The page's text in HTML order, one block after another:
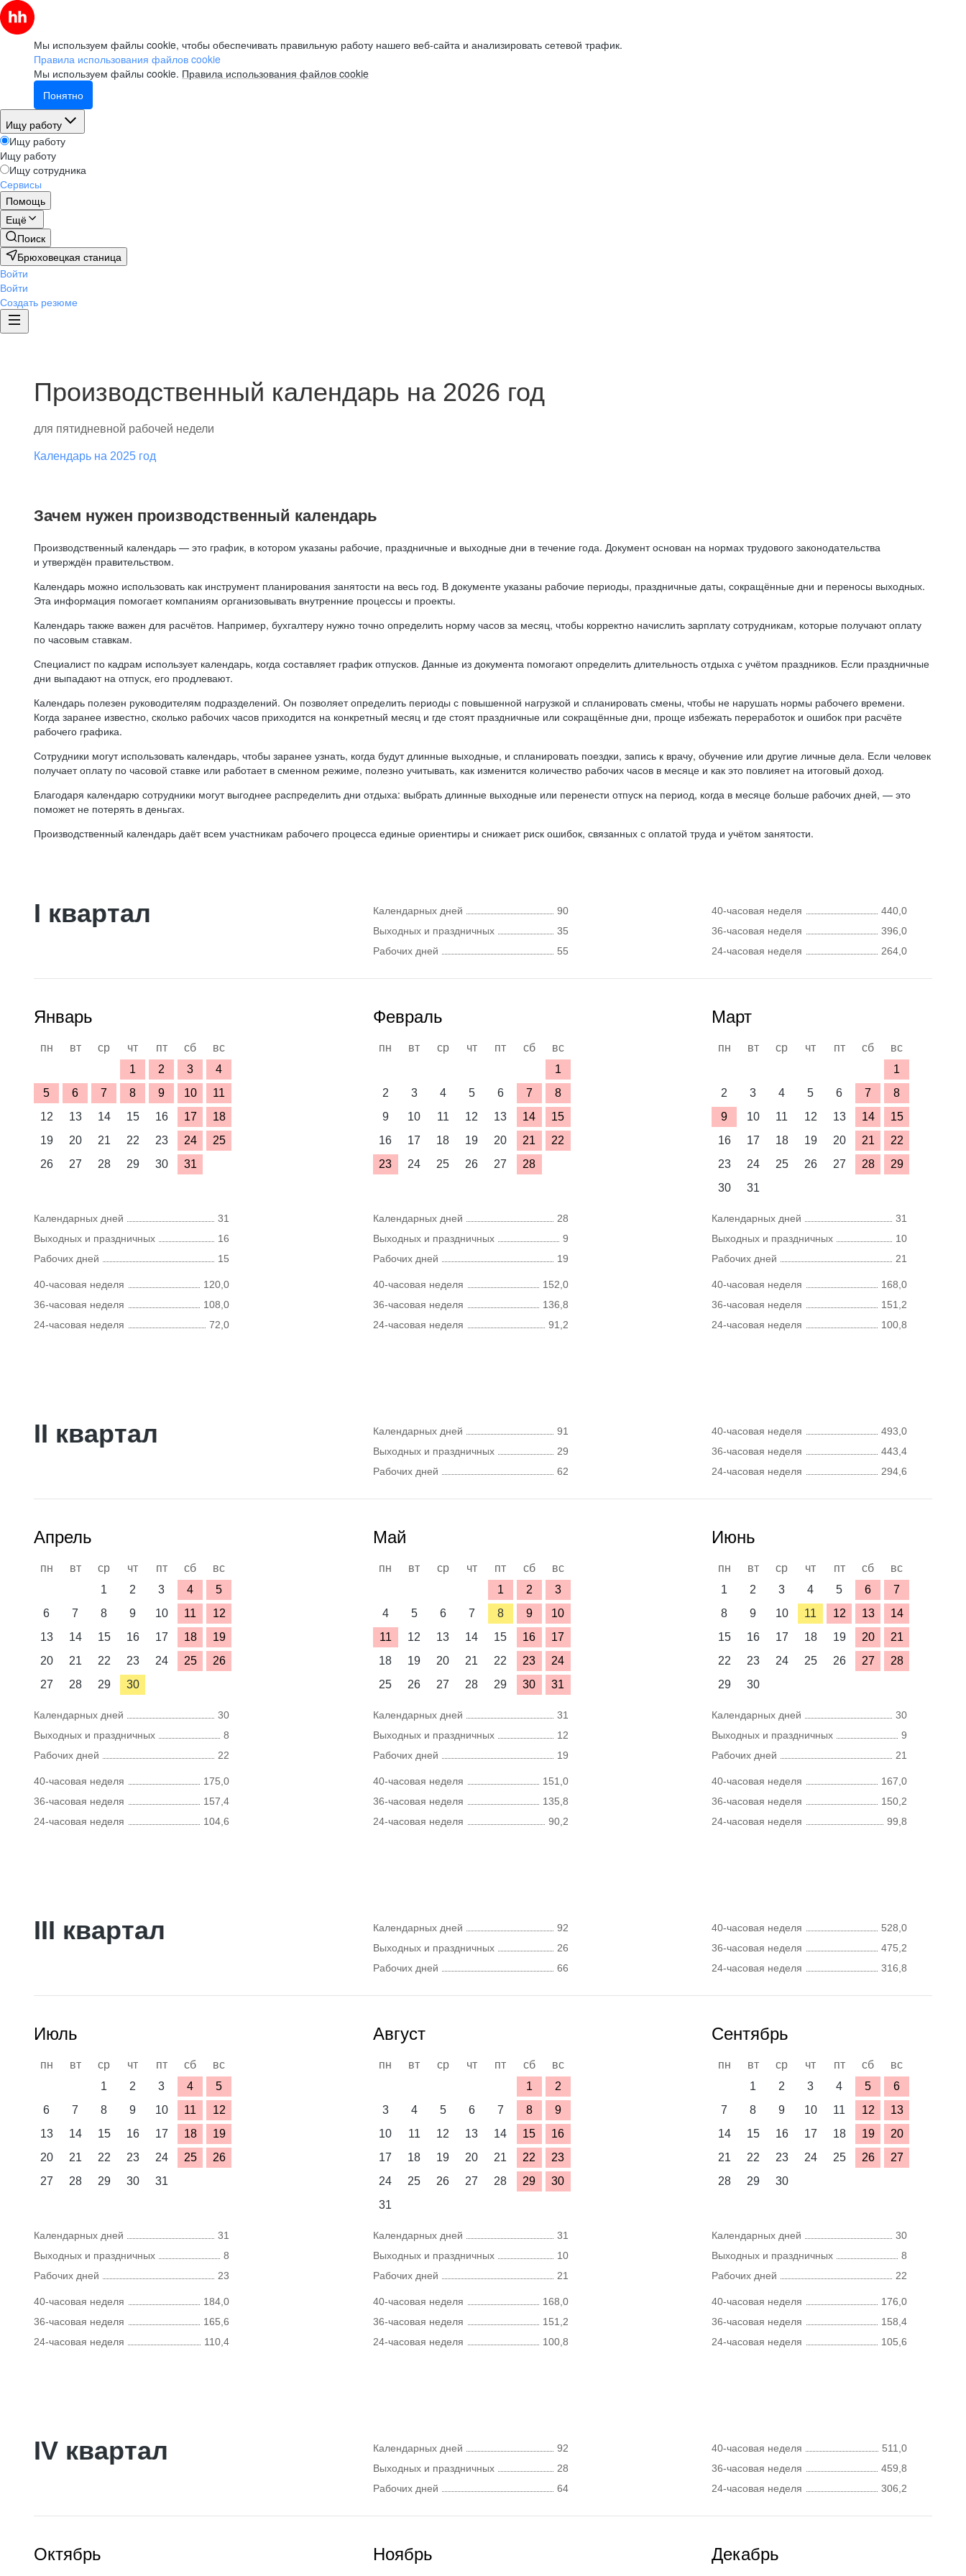
Мы используем файлы cookie, чтобы обеспечивать правильную работу нашего веб-сайта и анализировать сетевой трафик.
Правила использования файлов cookie
Мы используем файлы cookie. Правила использования файлов cookie
Понятно
Ищу работу
Ищу работу
Ищу работу
Ищу сотрудника
Сервисы
Помощь
Ещё
Поиск
Брюховецкая станица
Войти
Войти
Создать резюме
Производственный календарь на 2026 год
для пятидневной рабочей недели
Календарь на 2025 год
Зачем нужен производственный календарь
Производственный календарь — это график, в котором указаны рабочие, праздничные и выходные дни в течение года. Документ основан на нормах трудового законодательства
и утверждён правительством.
Календарь можно использовать как инструмент планирования занятости на весь год. В документе указаны рабочие периоды, праздничные даты, сокращённые дни и переносы выходных.
Эта информация помогает компаниям организовывать внутренние процессы и проекты.
Календарь также важен для расчётов. Например, бухгалтеру нужно точно определить норму часов за месяц, чтобы корректно начислить зарплату сотрудникам, которые получают оплату
по часовым ставкам.
Специалист по кадрам использует календарь, когда составляет график отпусков. Данные из документа помогают определить длительность отдыха с учётом праздников. Если праздничные
дни выпадают на отпуск, его продлевают.
Календарь полезен руководителям подразделений. Он позволяет определить периоды с повышенной нагрузкой и спланировать смены, чтобы не нарушать нормы рабочего времени.
Когда заранее известно, сколько рабочих часов приходится на конкретный месяц и где стоят праздничные или сокращённые дни, проще избежать переработок и ошибок при расчёте
рабочего графика.
Сотрудники могут использовать календарь, чтобы заранее узнать, когда будут длинные выходные, и спланировать поездки, запись к врачу, обучение или другие личные дела. Если человек
получает оплату по часовой ставке или работает в сменном режиме, полезно учитывать, как изменится количество рабочих часов в месяце и как это повлияет на итоговый доход.
Благодаря календарю сотрудники могут выгоднее распределить дни отдыха: выбрать длинные выходные или перенести отпуск на период, когда в месяце больше рабочих дней, — это
поможет не потерять в деньгах.
Производственный календарь даёт всем участникам рабочего процесса единые ориентиры и снижает риск ошибок, связанных с оплатой труда и учётом занятости.
I квартал Календарных дней
90
Выходных и праздничных
35
Рабочих дней
55
40-часовая неделя
440,0
36-часовая неделя
396,0
24-часовая неделя
264,0
Январь
пн вт ср чт пт сб
вс
1
2 3
4
5
6 7 8 9 10
11
12
13 14 15 16 17
18
19
20 21 22 23 24
25
26
27 28 29 30 31
Календарных дней
31
Выходных и праздничных
16
Рабочих дней
15
40-часовая неделя
120,0
36-часовая неделя
108,0
24-часовая неделя
72,0
Февраль
пн вт ср чт пт сб
вс
1
2
3 4 5 6 7
8
9
10 11 12 13 14
15
16
17 18 19 20 21
22
23
24 25 26 27 28
Календарных дней
28
Выходных и праздничных
9
Рабочих дней
19
40-часовая неделя
152,0
36-часовая неделя
136,8
24-часовая неделя
91,2
Март
пн вт ср чт пт сб
вс
1
2
3 4 5 6 7
8
9
10 11 12 13 14
15
16
17 18 19 20 21
22
23
24 25 26 27 28
29
30
31
Календарных дней
31
Выходных и праздничных
10
Рабочих дней
21
40-часовая неделя
168,0
36-часовая неделя
151,2
24-часовая неделя
100,8
II квартал Календарных дней
91
Выходных и праздничных
29
Рабочих дней
62
40-часовая неделя
493,0
36-часовая неделя
443,4
24-часовая неделя
294,6
Апрель
пн вт ср чт пт сб
вс
1
2 3 4
5
6
7 8 9 10 11
12
13
14 15 16 17 18
19
20
21 22 23 24 25
26
27
28 29 30
Календарных дней
30
Выходных и праздничных
8
Рабочих дней
22
40-часовая неделя
175,0
36-часовая неделя
157,4
24-часовая неделя
104,6
Май
пн вт ср чт пт сб
вс
1
2
3
4
5 6 7 8 9
10
11
12 13 14 15 16
17
18
19 20 21 22 23
24
25
26 27 28 29 30 31
Календарных дней
31
Выходных и праздничных
12
Рабочих дней
19
40-часовая неделя
151,0
36-часовая неделя
135,8
24-часовая неделя
90,2
Июнь
пн вт ср чт пт сб
вс
1
2 3 4 5 6
7
8
9 10 11 12 13
14
15
16 17 18 19 20
21
22
23 24 25 26 27
28
29
30
Календарных дней
30
Выходных и праздничных
9
Рабочих дней
21
40-часовая неделя
167,0
36-часовая неделя
150,2
24-часовая неделя
99,8
III квартал Календарных дней
92
Выходных и праздничных
26
Рабочих дней
66
40-часовая неделя
528,0
36-часовая неделя
475,2
24-часовая неделя
316,8
Июль
пн вт ср чт пт сб
вс
1
2 3 4
5
6
7 8 9 10 11
12
13
14 15 16 17 18
19
20
21 22 23 24 25
26
27
28 29 30 31
Календарных дней
31
Выходных и праздничных
8
Рабочих дней
23
40-часовая неделя
184,0
36-часовая неделя
165,6
24-часовая неделя
110,4
Август
пн вт ср чт пт сб
вс
1
2
3
4 5 6 7 8
9
10
11 12 13 14 15
16
17
18 19 20 21 22
23
24
25 26 27 28 29
30
31
Календарных дней
31
Выходных и праздничных
10
Рабочих дней
21
40-часовая неделя
168,0
36-часовая неделя
151,2
24-часовая неделя
100,8
Сентябрь
пн вт ср чт пт сб
вс
1
2 3 4 5
6
7
8 9 10 11 12
13
14
15 16 17 18 19
20
21
22 23 24 25 26
27
28
29 30
Календарных дней
30
Выходных и праздничных
8
Рабочих дней
22
40-часовая неделя
176,0
36-часовая неделя
158,4
24-часовая неделя
105,6
IV квартал Календарных дней
92
Выходных и праздничных
28
Рабочих дней
64
40-часовая неделя
511,0
36-часовая неделя
459,8
24-часовая неделя
306,2
Октябрь Ноябрь Декабрь